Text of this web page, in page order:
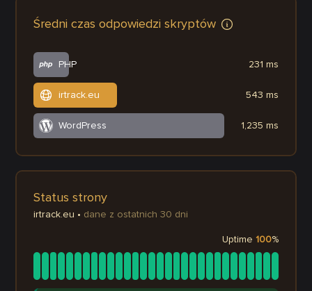
Średni czas odpowiedzi skryptów
PHP
irtrack.eu
WordPress
231 ms
543 ms
1,235 ms
Status strony
irtrack.eu • dane z ostatnich 30 dni
Uptime 100%